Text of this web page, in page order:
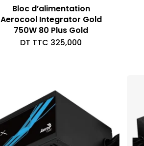
Bloc d’alimentation
Aerocool Integrator Gold
750W 80 Plus Gold
DT TTC 325,000